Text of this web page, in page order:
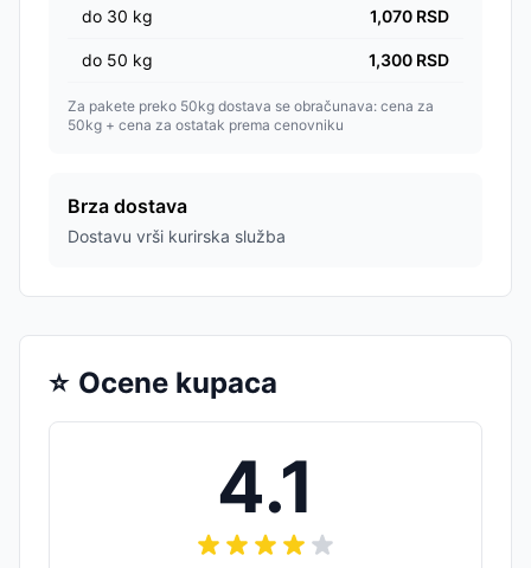
do 30 kg 1,070 RSD
do 50 kg 1,300 RSD
Za pakete preko 50kg dostava se obračunava: cena za
50kg + cena za ostatak prema cenovniku
Brza dostava
Dostavu vrši kurirska služba
⭐ Ocene kupaca
4.1